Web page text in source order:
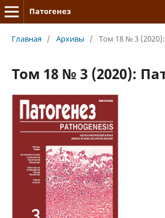
Патогенез
Главная / Архивы / Том 18 № 3
Том 18 № 3 (2020):